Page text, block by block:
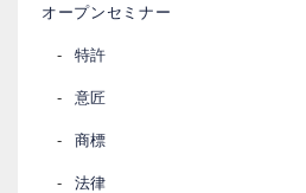
オープンセミナー
特許
意匠
商標
法律